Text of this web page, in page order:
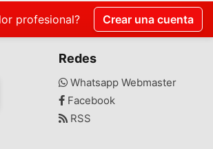
profesional? Crear una cuenta
Redes
Whatsapp Webmaster
Facebook
RSS